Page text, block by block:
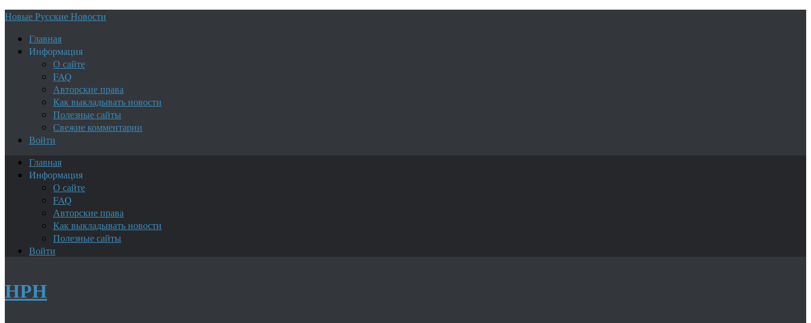
Новые Русские Новости
Главная
Информация
О сайте
FAQ
Авторские права
Как выкладывать новости
Полезные сайты
Свежие комментарии
Войти
Главная
Информация
О сайте
FAQ
Авторские права
Как выкладывать новости
Полезные сайты
Войти
НРН